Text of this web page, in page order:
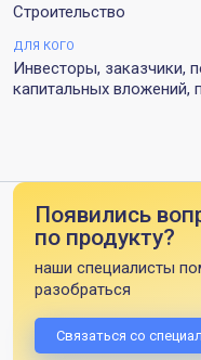
Строительство
ДЛЯ КОГО
Инвесторы, заказчики,
капитальных вложений,
Появились
по продукту?
наши специалисты
разобраться
Связаться со